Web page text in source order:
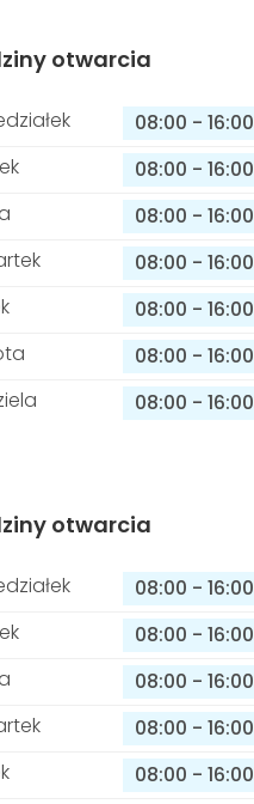
otwarcia
08:00 - 16:00
08:00 - 16:00
08:00 - 16:00
08:00 - 16:00
08:00 - 16:00
08:00 - 16:00
08:00 - 16:00
otwarcia
08:00 - 16:00
08:00 - 16:00
08:00 - 16:00
08:00 - 16:00
08:00 - 16:00